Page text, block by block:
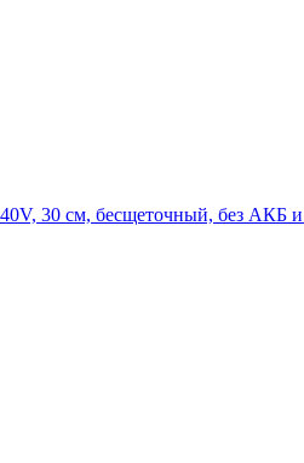
30 см, бесщеточный, без АКБ